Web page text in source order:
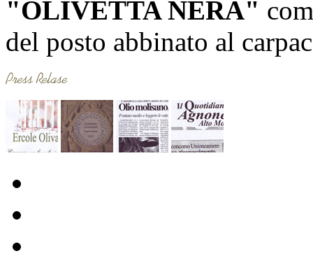
"OLIVETTA NERA"
del posto abbinato al